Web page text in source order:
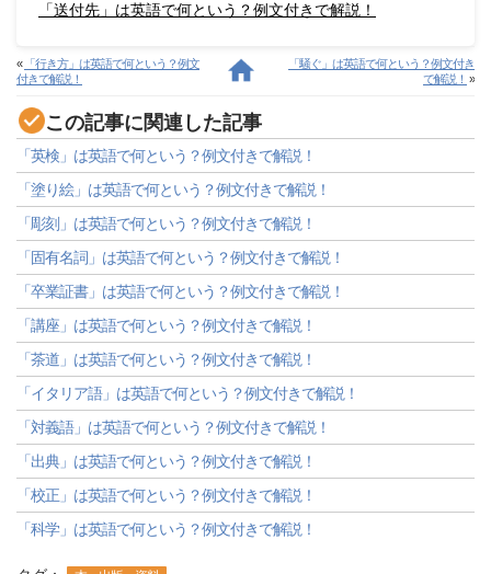
「送付先」は英語で何という？例文付きで解説！
« 「行き方」は英語で何という？例文
付きで解説！
「騒ぐ」は英語で何という？例文付き
で解説！ »
この記事に関連した記事
「英検」は英語で何という？例文付きで解説！
「塗り絵」は英語で何という？例文付きで解説！
「彫刻」は英語で何という？例文付きで解説！
「固有名詞」は英語で何という？例文付きで解説！
「卒業証書」は英語で何という？例文付きで解説！
「講座」は英語で何という？例文付きで解説！
「茶道」は英語で何という？例文付きで解説！
「イタリア語」は英語で何という？例文付きで解説！
「対義語」は英語で何という？例文付きで解説！
「出典」は英語で何という？例文付きで解説！
「校正」は英語で何という？例文付きで解説！
「科学」は英語で何という？例文付きで解説！